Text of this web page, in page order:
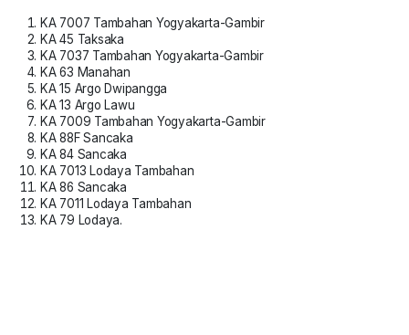
KA 7007 Tambahan Yogyakarta-Gambir
KA 45 Taksaka
KA 7037 Tambahan Yogyakarta-Gambir
KA 63 Manahan
KA 15 Argo Dwipangga
KA 13 Argo Lawu
KA 7009 Tambahan Yogyakarta-Gambir
KA 88F Sancaka
KA 84 Sancaka
KA 7013 Lodaya Tambahan
KA 86 Sancaka
KA 7011 Lodaya Tambahan
KA 79 Lodaya.